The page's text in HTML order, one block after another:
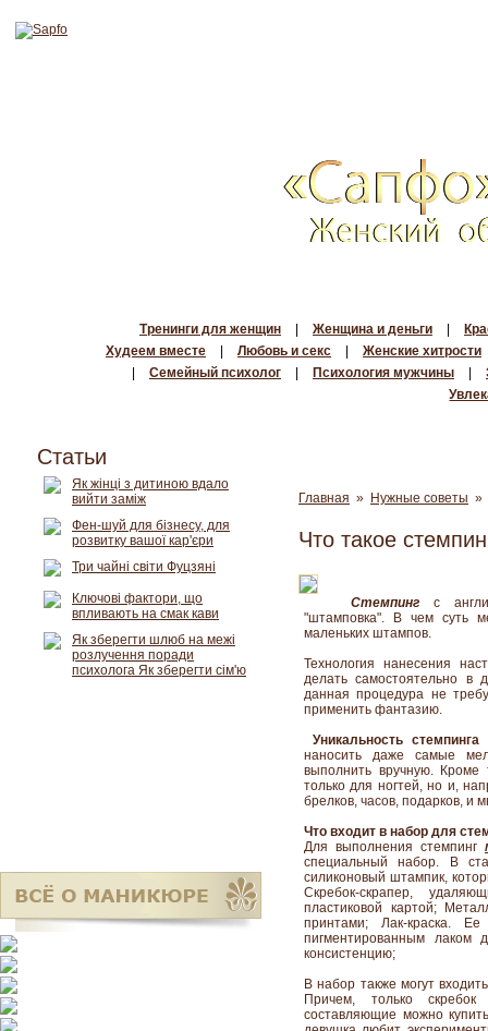
Тренинги для женщин Женщина и деньги
Худеем вместе
Любовь и секс
Женские хитрости
Семейный психолог Психология мужчины
Главная » Нужные советы »
Что такое
Стемпинг с
"штамповка". В чем суть
маленьких штампов.
Технология нанесения
делать самостоятельно в
данная процедура не
применить фантазию.
Уникальность стемпинга
наносить даже самые
выполнить вручную. Кроме
только для ногтей, но и,
брелков, часов, подарков, и
Что входит в набор для
Для выполнения стемпинг
специальный набор. В
силиконовый штампик,
Скребок-скрапер,
пластиковой картой;
принтами; Лак-краска.
пигментированным лаком
консистенцию;
В набор также могут
Причем, только
составляющие можно
Статьи
Як жінці з дитиною вдало
вийти заміж
Фен-шуй для бізнесу, для
розвитку вашої кар'єри
Три чайні світи Фуцзяні
Ключові фактори, що
впливають на смак кави
Як зберегти шлюб на межі
розлучення поради
психолога Як зберегти сім'ю